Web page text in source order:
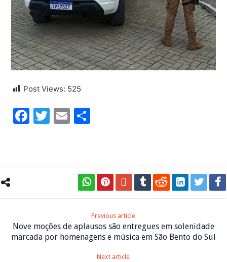
Post Views: 525
Facebook
Twitter
Email
Previous article
Nove moções de aplausos são entregues em solenidade
marcada por homenagens e música em São Bento do Sul
Next article